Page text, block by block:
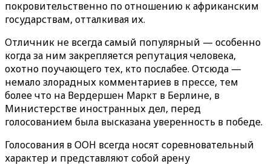
покровительственно по отношению к африканским
государствам, отталкивая их.
Отличник не всегда самый популярный — особенно
когда за ним закрепляется репутация человека,
охотно поучающего тех, кто послабее. Отсюда —
немало злорадных комментариев в прессе, тем
более что на Вердершен Маркт в Берлине, в
Министерстве иностранных дел, перед
голосованием была высказана уверенность в победе.
Голосования в ООН всегда носят соревновательный
характер и представляют собой арену